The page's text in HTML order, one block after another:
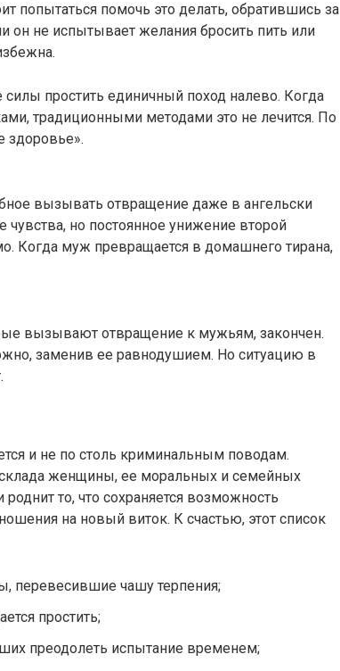
попытаться помочь это делать, обратившись за
он не испытывает желания бросить пить или
простить единичный поход налево. Когда
традиционными методами это не лечится. По
здоровье».
вызывать отвращение даже в ангельски
чувства, но постоянное унижение второй
Когда муж превращается в домашнего тирана,
вызывают отвращение к мужьям, закончен.
заменив ее равнодушием. Но ситуацию в
и не по столь криминальным поводам.
склада женщины, ее моральных и семейных
то, что сохраняется возможность
на новый виток. К счастью, этот список
перевесившие чашу терпения;
простить;
преодолеть испытание временем;